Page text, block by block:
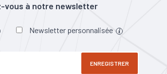
vous à notre newsletter
Newsletter personnalisée
ENREGISTRER